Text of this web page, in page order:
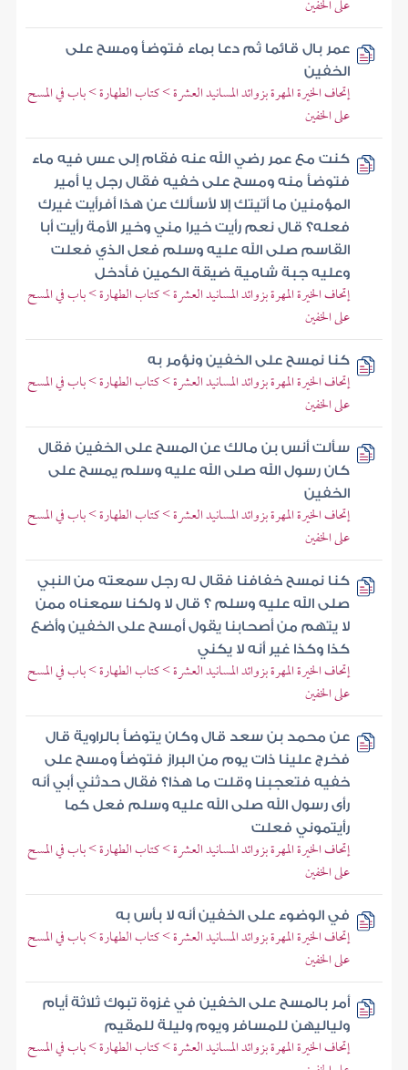
على الخفين
عمر بال قائما ثم دعا بماء فتوضأ ومسح على
الخفين
إتحاف الخيرة المهرة بزوائد المسانيد العشرة > كتاب الطهارة > باب في المسح
على الخفين
كنت مع عمر رضي الله عنه فقام إلى عس فيه ماء
فتوضأ منه ومسح على خفيه فقال رجل يا أمير
المؤمنين ما أتيتك إلا لأسألك عن هذا أفرأيت غيرك
فعله؟ قال نعم رأيت خيرا مني وخير الأمة رأيت أبا
القاسم صلى الله عليه وسلم فعل الذي فعلت
وعليه جبة شامية ضيقة الكمين فأدخل
إتحاف الخيرة المهرة بزوائد المسانيد العشرة > كتاب الطهارة > باب في المسح
على الخفين
كنا نمسح على الخفين ونؤمر به
إتحاف الخيرة المهرة بزوائد المسانيد العشرة > كتاب الطهارة > باب في المسح
على الخفين
سألت أنس بن مالك عن المسح على الخفين فقال
كان رسول الله صلى الله عليه وسلم يمسح على
الخفين
إتحاف الخيرة المهرة بزوائد المسانيد العشرة > كتاب الطهارة > باب في المسح
على الخفين
كنا نمسح خفافنا فقال له رجل سمعته من النبي
صلى الله عليه وسلم ؟ قال لا ولكنا سمعناه ممن
لا يتهم من أصحابنا يقول أمسح على الخفين وأضع
كذا وكذا غير أنه لا يكني
إتحاف الخيرة المهرة بزوائد المسانيد العشرة > كتاب الطهارة > باب في المسح
على الخفين
عن محمد بن سعد قال وكان يتوضأ بالراوية قال
فخرج علينا ذات يوم من البراز فتوضأ ومسح على
خفيه فتعجبنا وقلت ما هذا؟ فقال حدثني أبي أنه
رأى رسول الله صلى الله عليه وسلم فعل كما
رأيتموني فعلت
إتحاف الخيرة المهرة بزوائد المسانيد العشرة > كتاب الطهارة > باب في المسح
على الخفين
في الوضوء على الخفين أنه لا بأس به
إتحاف الخيرة المهرة بزوائد المسانيد العشرة > كتاب الطهارة > باب في المسح
على الخفين
أمر بالمسح على الخفين في غزوة تبوك ثلاثة أيام
ولياليهن للمسافر ويوم وليلة للمقيم
إتحاف الخيرة المهرة بزوائد المسانيد العشرة > كتاب الطهارة > باب في المسح